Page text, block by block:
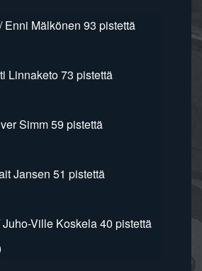
Enni Mälkönen 93 pistettä
Linnaketo 73 pistettä
Simm 59 pistettä
Jansen 51 pistettä
Ville Koskela 40 pistettä